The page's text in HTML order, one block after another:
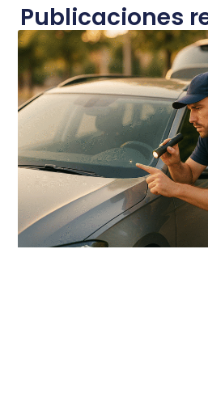
Publicaciones